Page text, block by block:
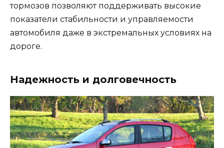
тормозов позволяют поддерживать высокие
показатели стабильности и управляемости
автомобиля даже в экстремальных условиях на
дороге.
Надежность и долговечность